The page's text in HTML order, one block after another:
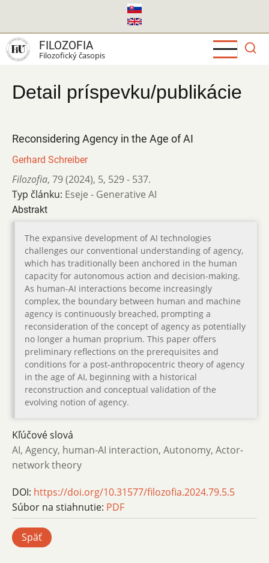
hlavný
obsah
FILOZOFIA
Filozofický časopis
Detail príspevku/publikácie
Reconsidering Agency in the Age of AI
Gerhard Schreiber
Filozofia, 79 (2024), 5, 529 - 537.
Typ článku: Eseje - Generative AI
Abstrakt
The expansive development of AI technologies
challenges our conventional understanding of agency,
which has traditionally been anchored in the human
capacity for autonomous action and decision-making.
As human-AI interactions become increasingly
complex, the boundary between human and machine
agency is continuously breached, prompting a
reconsideration of the concept of agency as potentially
no longer a human proprium. This paper offers
preliminary reflections on the prerequisites and
conditions for a post-anthropocentric theory of agency
in the age of AI, beginning with a historical
reconstruction and conceptual validation of the
evolving notion of agency.
Kľúčové slová
AI, Agency, human-AI interaction, Autonomy, Actor-
network theory
DOI: https://doi.org/10.31577/filozofia.2024.79.5.5
Súbor na stiahnutie: PDF
Späť